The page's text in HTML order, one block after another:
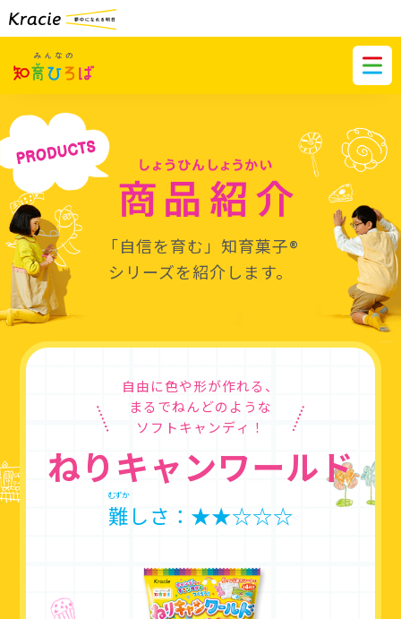
「自信を育む」知育菓子®︎
シリーズを紹介します。
自由に色や形が作れる、
まるでねんどのような
ソフトキャンディ！
ねりキャンワールド
難
むずか
しさ：★★☆☆☆